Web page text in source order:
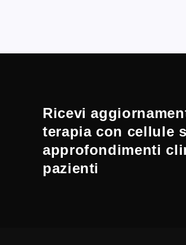
Ricevi
terapia con cellule
approfondimenti
pazienti